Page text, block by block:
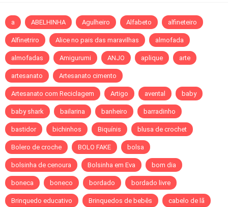
a ABELHINHA Agulheiro Alfabeto alfineteiro
Alfinetriro Alice no pais das maravilhas almofada
almofadas Amigurumi ANJO aplique arte
artesanato Artesanato cimento
Artesanato com Reciclagem Artigo avental baby
baby shark bailarina banheiro barradinho
bastidor bichinhos Biquínis blusa de crochet
Bolero de croche BOLO FAKE bolsa
bolsinha de cenoura Bolsinha em Eva bom dia
boneca boneco bordado bordado livre
Brinquedo educativo Brinquedos de bebês cabelo de lã